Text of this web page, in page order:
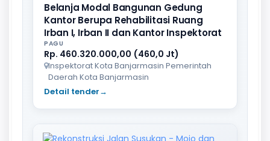
Belanja Modal Bangunan Gedung
Kantor Berupa Rehabilitasi Ruang
Irban I, Irban II dan Kantor Inspektorat
PAGU
Rp. 460.320.000,00 (460,0 Jt)
Inspektorat Kota Banjarmasin Pemerintah
Daerah Kota Banjarmasin
Detail tender→